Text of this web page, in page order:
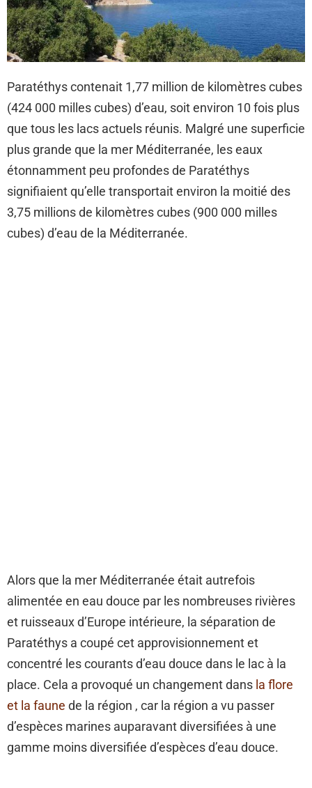
Paratéthys contenait 1,77 million de kilomètres cubes
(424 000 milles cubes) d’eau, soit environ 10 fois plus
que tous les lacs actuels réunis. Malgré une superficie
plus grande que la mer Méditerranée, les eaux
étonnamment peu profondes de Paratéthys
signifiaient qu’elle transportait environ la moitié des
3,75 millions de kilomètres cubes (900 000 milles
cubes) d’eau de la Méditerranée.
Alors que la mer Méditerranée était autrefois
alimentée en eau douce par les nombreuses rivières
et ruisseaux d’Europe intérieure, la séparation de
Paratéthys a coupé cet approvisionnement et
concentré les courants d’eau douce dans le lac à la
place. Cela a provoqué un changement dans la flore
et la faune de la région , car la région a vu passer
d’espèces marines auparavant diversifiées à une
gamme moins diversifiée d’espèces d’eau douce.